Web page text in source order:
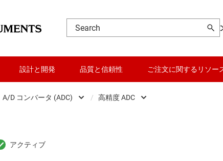
設計と開発 品質と信頼性 ご注文に関するリソー
クロ波
A/D コンバータ (ADC) / 高精度 ADC